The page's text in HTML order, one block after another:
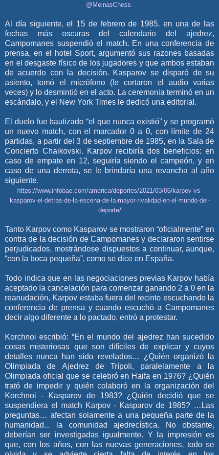
@MeinasChess
Al día siguiente, el 15 de febrero de 1985, en una de las
fechas más oscuras del calendario del ajedrez,
Campomanes suspendió el match. En una conferencia de
prensa, en el hotel Sport, argumentó sus razones basadas
en el desgaste físico de los jugadores y que ambos estaban
de acuerdo con la decisión. Kasparov se disparó de su
asiento, tomó el micrófono (le cortaron el audio varias
veces) y lo desmintió en el acto. La ceremonia terminó en un
escándalo, y el New York Times le dedicó una editorial.
El duelo fue bautizado “el que nunca existió” y se programó
un nuevo match, con el marcador 0 a 0, con límite de 24
partidas, a partir del 3 de septiembre de 1985, en la Sala de
Concierto Chaikovski. Karpov recibiría dos beneficios: en
caso de empate en 12, seguiría siendo el campeón, y en
caso de una derrota, se le brindaría una revancha al año
siguiente.
https://www.infobae.com/america/deportes/2021/03/06/karpov-vs-
kasparov-el-detras-de-la-escena-de-la-mayor-rivalidad-en-el-mundo-del-
deporte/
Tanto Karpov como Kasparov se mostraron “oficialmente” en
contra de la decisión de Campomanes y declararon sentirse
perjudicados, mostrándose dispuestos a continuar, aunque,
“con la boca pequeña”, como se dice en España.
Todo indica que en las negociaciones previas Karpov había
aceptado la cancelación para comenzar ganando 2 a 0 en la
reanudación, Karpov estaba fuera del recinto escuchando la
conferencia de prensa y cuando escuchó a Campomanes
decir algo diferente a lo pactado, entró a protestar.
Korchnoi escribió: “En el mundo del ajedrez han sucedido
cosas misteriosas que son difíciles de explicar y cuyos
detalles nunca han sido revelados… ¿Quién organizó la
Olimpiada de Ajedrez de Trípoli, paralelamente a la
Olimpiada oficial que se celebró en Haifa en 1976? ¿Quién
trató de impedir y quién colaboró en la organización del
Korchnoi - Kasparov de 1983? ¿Quién decidió que se
suspendiera el match Karpov - Kasparov de 1985? …Las
preguntas… afectan solamente a una pequeña parte de la
humanidad... la comunidad ajedrecística. No obstante,
deberían ser investigadas igualmente. Y la impresión es
que, con los años, con las nuevas generaciones, todo se